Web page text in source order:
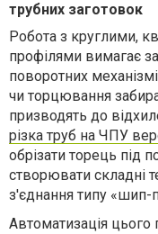
трубних заготовок
Робота з круглими,
профілями вимагає
поворотних
чи торцювання
призводять до
різка труб на ЧПУ
обрізати торець під
створювати складні
з'єднання типу «шип-
Автоматизація цього